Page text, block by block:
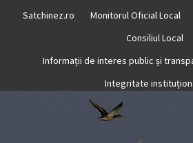
Satchinez.ro Monitorul Oficial Local
Consiliul Local
Informații de interes public și
Integritate